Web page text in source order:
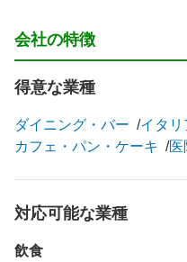
会社の特徴
得意な業種
ダイニング・バー
イタリ
カフェ・パン・ケーキ
医
対応可能な業種
飲食